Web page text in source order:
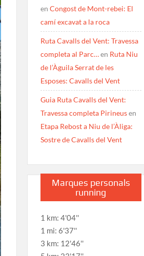
en Congost de Mont-rebei: El
camí excavat a la roca
Ruta Cavalls del Vent: Travessa
completa al Parc…en Ruta Niu
de l’Àguila Serrat de les
Esposes: Cavalls del Vent
Guia Ruta Cavalls del Vent:
Travessa completa Pirineusen
Etapa Rebost a Niu de l’Àliga:
Sostre de Cavalls del Vent
Marques personals
running
1 km: 4'04''
1 mi: 6'37''
3 km: 12'46''